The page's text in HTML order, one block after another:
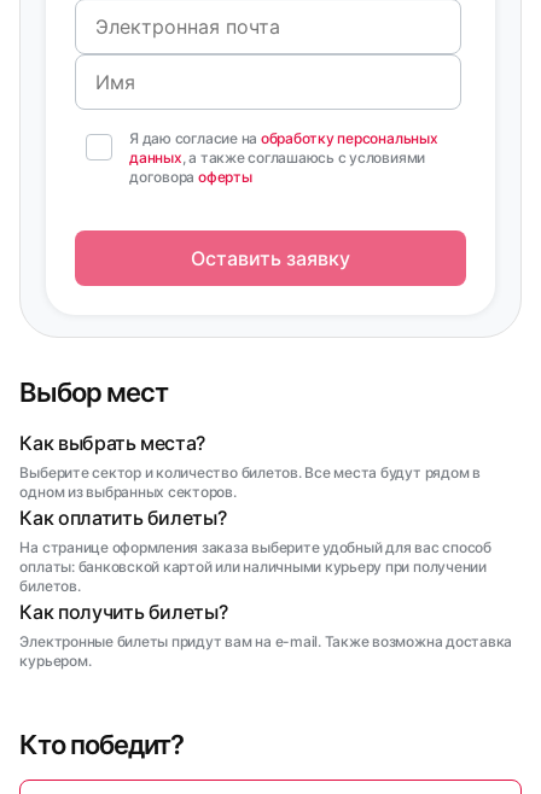
Выбор мест
Как выбрать места?
Выберите сектор и количество билетов. Все места будут рядом в
одном из выбранных секторов.
Как оплатить билеты?
На странице оформления заказа выберите удобный для вас способ
оплаты: банковской картой или наличными курьеру при получении
билетов.
Как получить билеты?
Электронные билеты придут вам на e-mail. Также возможна доставка
курьером.
Я даю согласие на обработку персональных
данных, а также соглашаюсь с условиями
договора оферты
Оставить заявку
Кто победит?